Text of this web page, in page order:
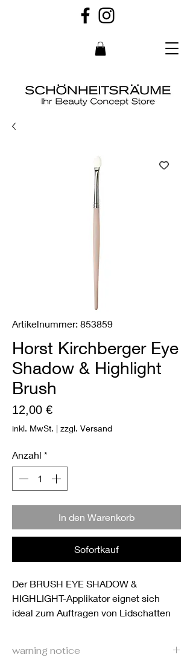
Artikelnummer: 853859
Horst Kirchberger Eye
Shadow & Highlight
Brush
12,00 €Preis
inkl. MwSt. | zzgl. Versand
Anzahl *
In den Warenkorb
Sofortkauf
Der BRUSH EYE SHADOW &
HIGHLIGHT-Applikator eignet sich
ideal zum Auftragen von Lidschatten
aufzutragen und danach mit der
warning notice